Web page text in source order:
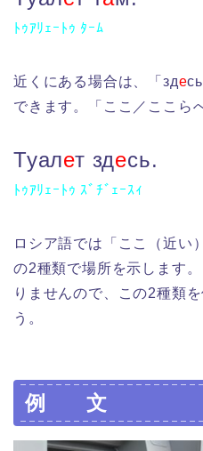
ﾄｩｱﾘｪｰﾄｩ ﾀｰﾑ
近くにある場合は、「зде
できます。「ここ／ここら
Туалет здесь.
ﾄｩｱﾘｪｰﾄｩ ｽﾞﾁﾞｪｰｽｨ
ロシア語では「ここ（近い
の2種類で場所を示します
りませんので、この2種類
う。
例 文